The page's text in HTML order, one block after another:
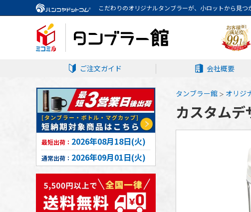
こだわりのオリジナルタンブラーが、小ロットから見つ
ご注文ガイド 会社概要
最短出荷： 2026年08月18日(火)
通常出荷： 2026年09月01日(火)
タンブラー館 オリジ
カスタム